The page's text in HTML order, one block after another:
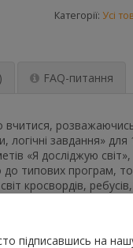
Категорії: Усі
FAQ-питання
завдання»
«Я досліджую
типових програм,
кросвордів,
згруповано за
в обчисленнях та
підписавшись на